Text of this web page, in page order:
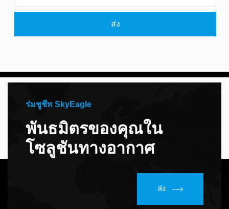
ส่ง
ร่มชูชีพ SkyEagle
พันธมิตรของคุณใน
โซลูชันทางอากาศ
ส่ง